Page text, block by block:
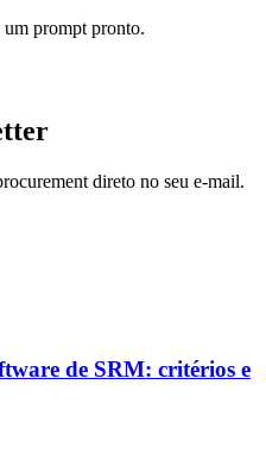
prompt pronto.
direto no seu e-mail.
de SRM: critérios e